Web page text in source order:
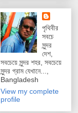
পৃথিবীর
সবচে
সুন্দর
দেশ,
সবচেয়ে সুন্দর শহর, সবচেয়ে
সুন্দর গ্রাম যেখানে...,
Bangladesh
View my complete
profile